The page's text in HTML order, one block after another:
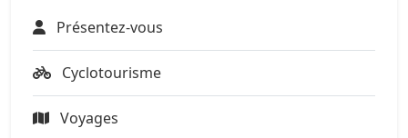
Présentez-vous
Cyclotourisme
Voyages